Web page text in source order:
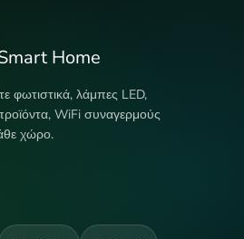
Home
φωτιστικά, λάμπες LED,
WiFi συναγερμούς
χώρο.